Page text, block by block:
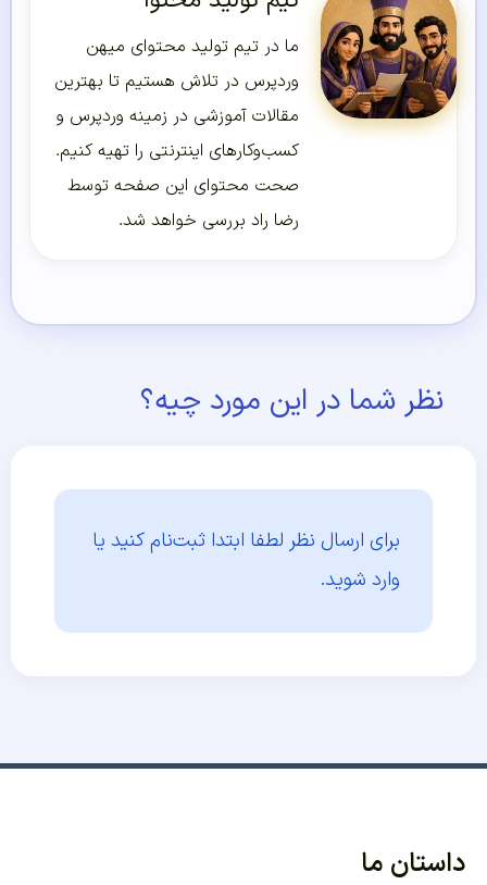
ما در تیم تولید محتوای میهن
وردپرس در تلاش هستیم تا بهترین
مقالات آموزشی در زمینه وردپرس و
کسب‌و‌کارهای اینترنتی را تهیه کنیم.
صحت محتوای این صفحه توسط
رضا راد بررسی خواهد شد.
نظر شما در این مورد چیه؟
برای ارسال نظر لطفا ابتدا ثبت‌نام کنید یا
وارد شوید.
داستان ما